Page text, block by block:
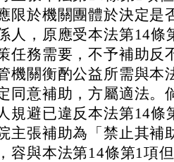
限於機關團體於決定是
人，原應受本法第14條
任務需要，不予補助反
機關衡酌公益所需與本
同意補助，方屬適法。
規避已違反本法第14條
主張補助為「禁止其補
容與本法第14條第1項